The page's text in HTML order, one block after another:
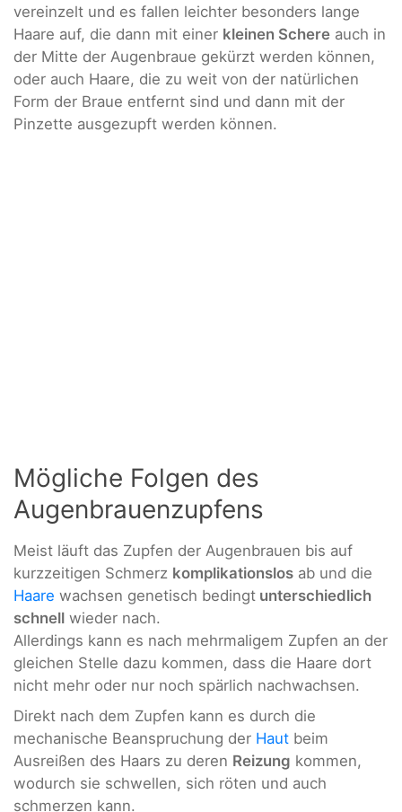
vereinzelt und es fallen leichter besonders lange
Haare auf, die dann mit einer kleinen Schere auch in
der Mitte der Augenbraue gekürzt werden können,
oder auch Haare, die zu weit von der natürlichen
Form der Braue entfernt sind und dann mit der
Pinzette ausgezupft werden können.
Mögliche Folgen des
Augenbrauenzupfens
Meist läuft das Zupfen der Augenbrauen bis auf
kurzzeitigen Schmerz komplikationslos ab und die
Haare wachsen genetisch bedingt unterschiedlich
schnell wieder nach.
Allerdings kann es nach mehrmaligem Zupfen an der
gleichen Stelle dazu kommen, dass die Haare dort
nicht mehr oder nur noch spärlich nachwachsen.
Direkt nach dem Zupfen kann es durch die
mechanische Beanspruchung der Haut beim
Ausreißen des Haars zu deren Reizung kommen,
wodurch sie schwellen, sich röten und auch
schmerzen kann.